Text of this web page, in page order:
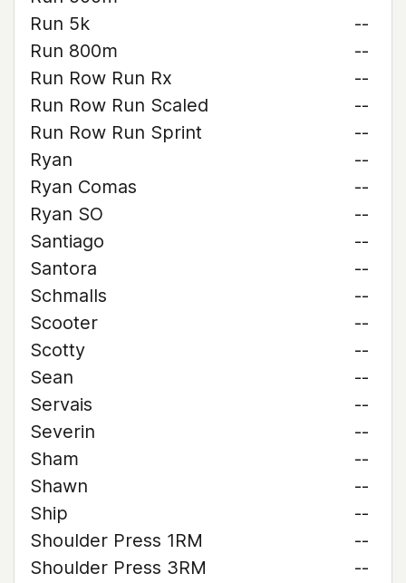
Run 5k
--
Run 800m
--
Run Row Run Rx
--
Run Row Run Scaled
--
Run Row Run Sprint
--
Ryan
--
Ryan Comas
--
Ryan SO
--
Santiago
--
Santora
--
Schmalls
--
Scooter
--
Scotty
--
Sean
--
Servais
--
Severin
--
Sham
--
Shawn
--
Ship
--
Shoulder Press 1RM
--
Shoulder Press 3RM
--